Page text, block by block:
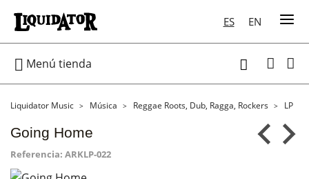
ES EN
 Menú tienda 
Liquidator Music Música Reggae Roots, Dub, Ragga, Rockers LP
Going Home
Referencia: ARKLP-022